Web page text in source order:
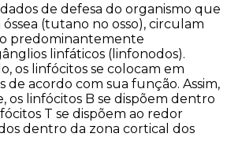
de defesa do organismo que
(tutano no osso), circulam
predominantemente
linfáticos (linfonodos).
os linfócitos se colocam em
de acordo com sua função. Assim,
os linfócitos B se dispõem dentro
T se dispõem ao redor
dentro da zona cortical dos